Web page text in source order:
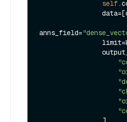
self
anns_field=